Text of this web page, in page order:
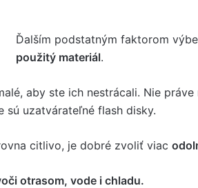
Ďalším podstatným faktorom
použitý materiál.
aby ste ich nestrácali. Nie
sú uzatvárateľné flash disky.
citlivo, je dobré zvoliť viac
otrasom, vode i chladu.